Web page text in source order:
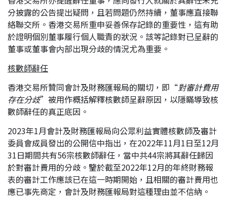
分披露的公告提出疑問，且若問題仍然持續，董事應直接聯
絡聯交所。香港交易所重申妥善保存記錄的重要性，這有助
於證明個別董事履行個人職責的狀況。該等記錄對已呈辭的
董事或董事會内部出現分歧的情況尤為重要。
核數師辭任
香港交易所贊同會計及財務匯報局的關切，即“對審計費用
存在分歧”被用作概括解釋核數師呈辭原因，以隱瞞導致核
數師辭任的真正底因。
2023年1月會計及財務匯報局向公眾利益實體核數師及審計
委員會成員發出的公開信中指出，在2022年11月1日至12月
31日期間共有56宗核數師辭任，當中共44宗將其辭任歸因
於對審計費用的分歧。鑒於截至2022年12月的年終財務報
表的審計工作應該已在這一時期開始，且相關的審計費用也
應已事先商定，會計及財務匯報局對這種理由並不信納。